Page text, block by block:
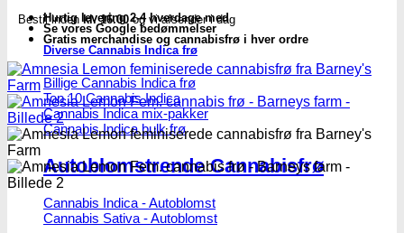
Diverse Cannabis Indica frø
Billige Cannabis Indica frø
Top 10 Cannabis Indica
Cannabis Indica mix-pakker
Cannabis Indica bulk frø
Autoblomstrende Cannabisfrø
Cannabis Indica - Autoblomst
Cannabis Sativa - Autoblomst
Bestil indenkl. 16.00og vi afsender i dag
Hurtig levering 2-4 hverdage med
Se vores Google bedømmelser
Gratis merchandise og cannabisfrø i hver ordre